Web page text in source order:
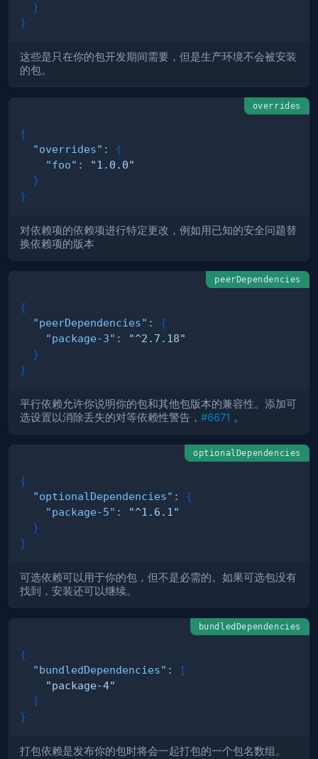
}
}
这些是只在你的包开发期间需要，但是生产环境不会被安装
的包。
overrides
{
"overrides" :
{
"foo" :
"1.0.0"
}
}
对依赖项的依赖项进行特定更改，例如用已知的安全问题替
换依赖项的版本
peerDependencies
{
"peerDependencies" :
{
"package-3" :
"^2.7.18"
}
}
平行依赖允许你说明你的包和其他包版本的兼容性。添加可
选设置以消除丢失的对等依赖性警告， #6671 。
optionalDependencies
{
"optionalDependencies" :
{
"package-5" :
"^1.6.1"
}
}
可选依赖可以用于你的包，但不是必需的。如果可选包没有
找到，安装还可以继续。
bundledDependencies
{
"bundledDependencies" :
[
"package-4"
]
}
打包依赖是发布你的包时将会一起打包的一个包名数组。